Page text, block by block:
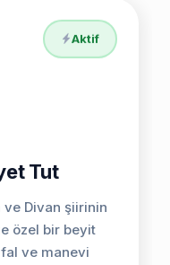
Aktif
Tut
Divan şiirinin
özel bir beyit
ve manevi